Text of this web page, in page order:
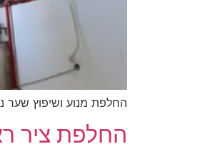
החלפת מנוע ושיפוץ שער
החלפת ציר